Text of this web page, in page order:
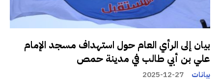
بيان إلى الرأي العام حول استهداف مسجد الإمام
علي بن أبي طالب في مدينة حمص
بيانات 2025-12-27